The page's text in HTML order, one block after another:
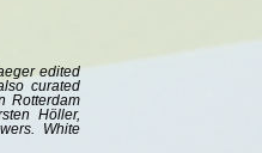
edited
curated
Rotterdam
Höller,
White